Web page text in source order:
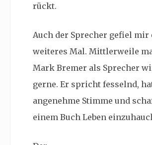
rückt.
Auch der Sprecher gefiel mir
weiteres Mal. Mittlerweile
Mark Bremer als Sprecher
gerne. Er spricht fesselnd,
angenehme Stimme und
einem Buch Leben